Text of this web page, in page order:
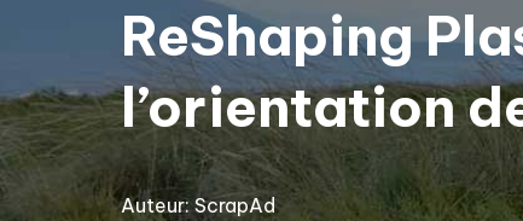
ReShaping
l’orientation
Auteur:ScrapAd